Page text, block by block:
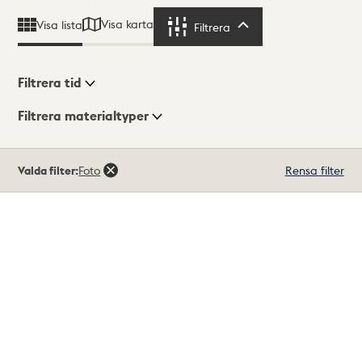
Visa lista Visa karta Filtrera
Visningsläge
Filtrera tid
Filtrera materialtyper
träffar
Valda filter:Foto Rensa filter